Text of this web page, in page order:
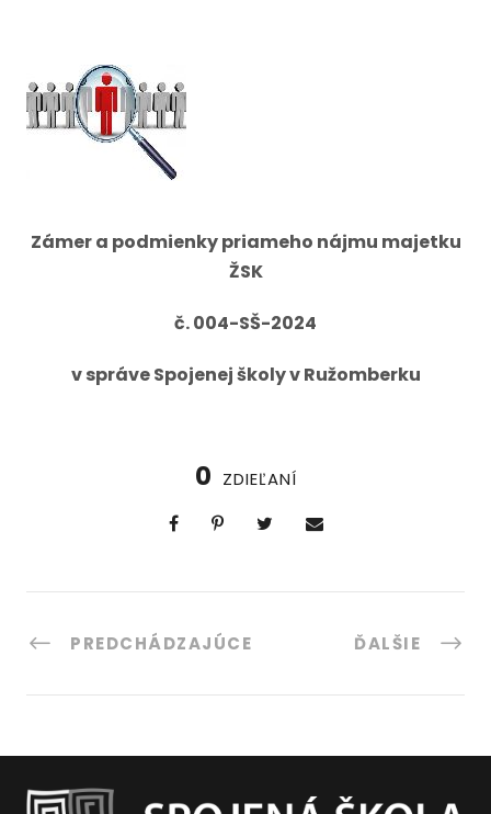
Zámer a podmienky priameho nájmu majetku
ŽSK
č. 004-SŠ-2024
v správe Spojenej školy v Ružomberku
0 ZDIEĽANÍ
PREDCHÁDZAJÚCE ĎALŠIE